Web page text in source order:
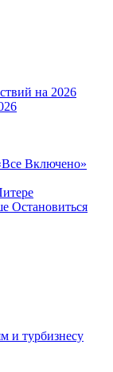
на 2026
Включено»
Остановиться
и турбизнесу